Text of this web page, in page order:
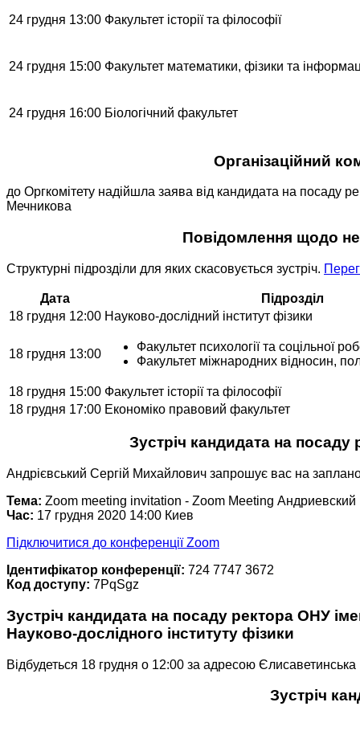
24 грудня 13:00 Факультет історії та філософії
24 грудня 15:00 Факультет математики, фізики та
24 грудня 16:00 Біологічний факультет
Організаційний
до Оргкомітету надійшла заява від кандидата на посаду
Мечникова
Повідомлення щодо
Структурні підрозділи для яких скасовується зустріч.
Дата
Підрозділ
18 грудня 12:00 Науково-дослідний інститут фізики
18 грудня 13:00
Факультет психології та соцільної
Факультет міжнародних відносин,
18 грудня 15:00 Факультет історії та філософії
18 грудня 17:00 Економіко правовий факультет
Зустріч кандидата на посаду
Андрієвський Сергій Михайлович запрошує вас на
Тема: Zoom meeting invitation - Zoom Meeting
Час: 17 грудня 2020 14:00 Киев
Підключитися до конференції Zoom
Ідентифікатор конференції: 724 7747 3672
Код доступу: 7PqSgz
Зустріч кандидата на посаду ректора ОНУ
Науково-дослідного інституту фізики
Відбудеться 18 грудня о 12:00 за адресою Єлисаветинська
Зустріч